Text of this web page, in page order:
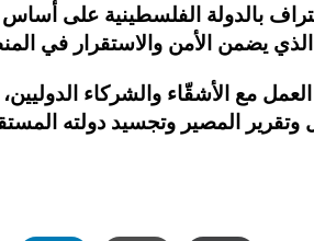
بالدولة الفلسطينية على أساس
مع الأشقّاء والشركاء
وتقرير المصير وتجسيد دولته